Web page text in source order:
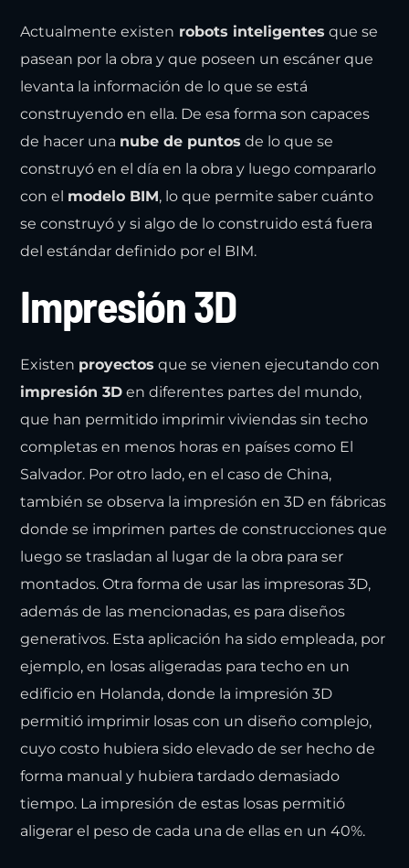
Actualmente existen robots inteligentes que se
pasean por la obra y que poseen un escáner que
levanta la información de lo que se está
construyendo en ella. De esa forma son capaces
de hacer una nube de puntos de lo que se
construyó en el día en la obra y luego compararlo
con el modelo BIM, lo que permite saber cuánto
se construyó y si algo de lo construido está fuera
del estándar definido por el BIM.
Impresión 3D
Existen proyectos que se vienen ejecutando con
impresión 3D en diferentes partes del mundo,
que han permitido imprimir viviendas sin techo
completas en menos horas en países como El
Salvador. Por otro lado, en el caso de China,
también se observa la impresión en 3D en fábricas
donde se imprimen partes de construcciones que
luego se trasladan al lugar de la obra para ser
montados. Otra forma de usar las impresoras 3D,
además de las mencionadas, es para diseños
generativos. Esta aplicación ha sido empleada, por
ejemplo, en losas aligeradas para techo en un
edificio en Holanda, donde la impresión 3D
permitió imprimir losas con un diseño complejo,
cuyo costo hubiera sido elevado de ser hecho de
forma manual y hubiera tardado demasiado
tiempo. La impresión de estas losas permitió
aligerar el peso de cada una de ellas en un 40%.